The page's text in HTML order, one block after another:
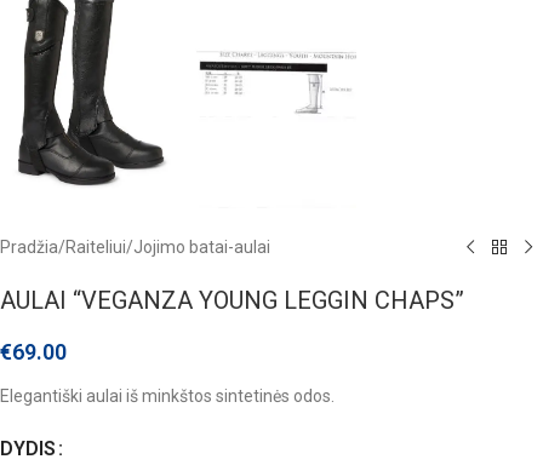
Pradžia/Raiteliui/Jojimo batai-aulai
AULAI “VEGANZA YOUNG LEGGIN CHAPS”
€69.00
Elegantiški aulai iš minkštos sintetinės odos.
DYDIS